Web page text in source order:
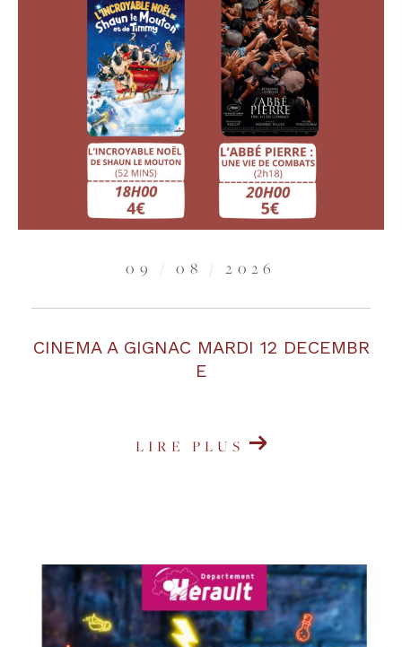
09 / 08 / 2026
CINEMA A GIGNAC MARDI 12 DECEMBR
E
LIRE PLUS